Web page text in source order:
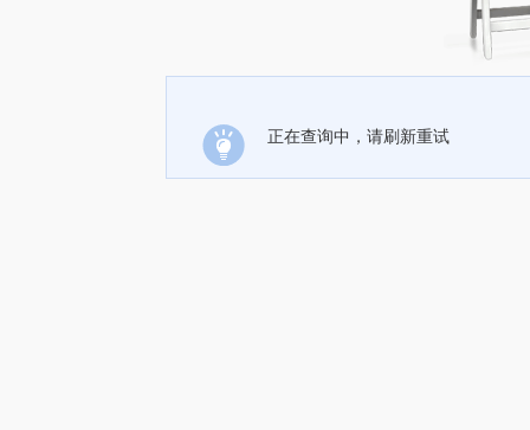
正在查询中，请刷新重试